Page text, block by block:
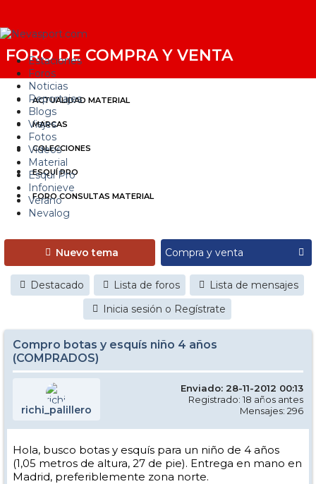
Estaciones
Foros
Noticias
Reportajes
Blogs
Viajes
Fotos
Videos
Material
Esquí Pro
Infonieve
Verano
Nevalog
FORO DE COMPRA Y VENTA
ACTUALIDAD MATERIAL
MARCAS
COLECCIONES
ESQUÍ PRO
FORO CONSULTAS MATERIAL
Nuevo tema
Destacado Lista de foros
Lista de mensajes
Inicia sesión o Regístrate
Compro botas y esquís niño 4 años
(COMPRADOS)
richi_palillero
Enviado: 28-11-2012 00:13
Registrado: 18 años antes
Mensajes: 296
Hola, busco botas y esquís para un niño de 4 años
(1,05 metros de altura, 27 de pie). Entrega en mano en
Madrid, preferiblemente zona norte.